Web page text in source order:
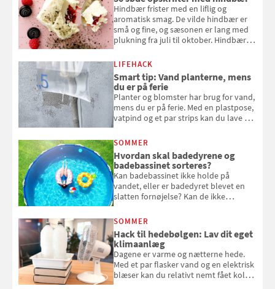
Hindbær frister med en liflig og
aromatisk smag. De vilde hindbær er
små og fine, og sæsonen er lang med
plukning fra juli til oktober. Hindbær
kan bruge dine hindbær i alt fra
bagværk og salater til is og syltning.
LIFEHACK
Smart tip: Vand planterne, mens
du er på ferie
Planter og blomster har brug for vand,
mens du er på ferie. Med en plastpose,
vatpind og et par strips kan du lave dit
at bede naboen om at vande eller
komme hjem til døde planter
SOMMER
Hvordan skal badedyrene og
badebassinet sorteres?
Kan badebassinet ikke holde på
vandet, eller er badedyret blevet en
slatten fornøjelse? Kan de ikke
opmærksom, når du smider
badebassinet eller et badedyr ud
SOMMER
Hack til hedebølgen: Lav dit eget
klimaanlæg
Dagene er varme og nætterne hede.
Med et par flasker vand og en elektrisk
blæser kan du relativt nemt fået koldt